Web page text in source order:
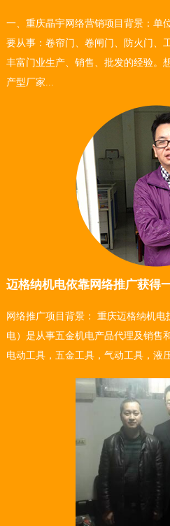
一、重庆晶宇网络营销项目背景：单
要从事：卷帘门、卷闸门、防火门、
丰富门业生产、销售、批发的经验。
产型厂家...
迈格纳机电依靠网络推广获得
网络推广项目背景： 重庆迈格纳机
电）是从事五金机电产品代理及销售
电动工具，五金工具，气动工具，液